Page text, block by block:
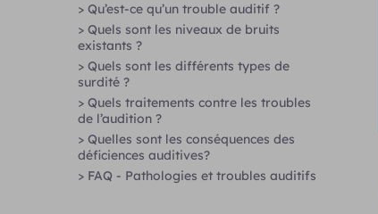
> Qu’est-ce qu’un trouble auditif ?
> Quels sont les niveaux de bruits
existants ?
> Quels sont les différents types de
surdité ?
> Quels traitements contre les troubles
de l’audition ?
> Quelles sont les conséquences des
déficiences auditives?
> FAQ - Pathologies et troubles auditifs